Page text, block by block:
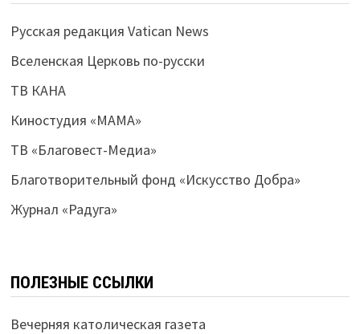
Русская редакция Vatican News
Вселенская Церковь по-русски
ТВ КАНА
Киностудия «МАМА»
ТВ «Благовест-Медиа»
Благотворительный фонд «Искусство Добра»
Журнал «Радуга»
ПОЛЕЗНЫЕ ССЫЛКИ
Вечерняя католическая газета